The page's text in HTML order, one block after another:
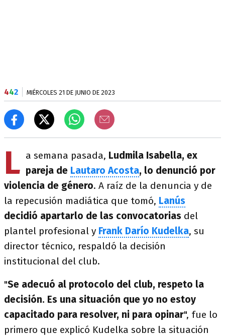
442 MIÉRCOLES 21 DE JUNIO DE 2023
L a semana pasada, Ludmila Isabella, ex
pareja de Lautaro Acosta, lo denunció por
violencia de género. A raíz de la denuncia y de
la repecusión madiática que tomó, Lanús
decidió apartarlo de las convocatorias del
plantel profesional y Frank Darío Kudelka, su
director técnico, respaldó la decisión
institucional del club.
"Se adecuó al protocolo del club, respeto la
decisión. Es una situación que yo no estoy
capacitado para resolver, ni para opinar", fue lo
primero que explicó Kudelka sobre la situación